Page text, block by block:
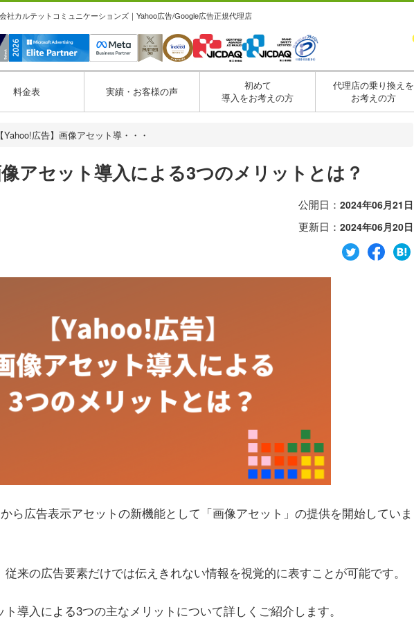
社カルテットコミュニケーションズ｜Yahoo広告/Google広告正規代理店
料金表 実績・お客様の声
初めて
導入をお考えの方
代理店の乗り換えを
お考えの方
【Yahoo!広告】画像アセット導・・・
像アセット導入による3つのメリットとは？
公開日： 2024年06月21日
更新日： 2024年06月20日
ら広告表示アセットの新機能として「画像アセット」の提供を開始していま
来の広告要素だけでは伝えきれない情報を視覚的に表すことが可能です。
導入による3つの主なメリットについて詳しくご紹介します。